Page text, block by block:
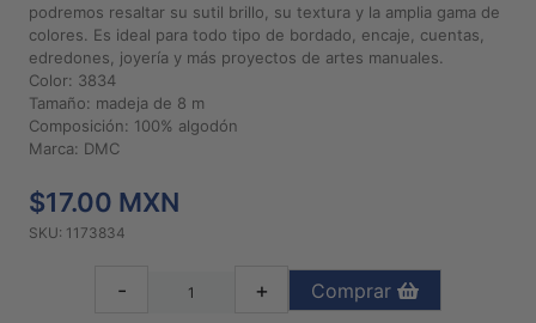
Políticas
Compra
Diseños
podremos resaltar su sutil brillo, su textura y la amplia gama de
colores. Es ideal para todo tipo de bordado, encaje, cuentas,
edredones, joyería y más proyectos de artes manuales.
Color: 3834
Tamaño: madeja de 8 m
Composición: 100% algodón
Marca: DMC
$17.00 MXN
SKU: 1173834
- + Comprar